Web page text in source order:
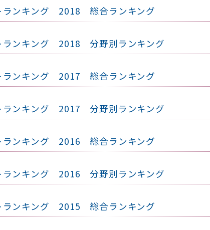
ランキング 2018 総合ランキング
ランキング 2018 分野別ランキング
ランキング 2017 総合ランキング
ランキング 2017 分野別ランキング
ランキング 2016 総合ランキング
ランキング 2016 分野別ランキング
ランキング 2015 総合ランキング